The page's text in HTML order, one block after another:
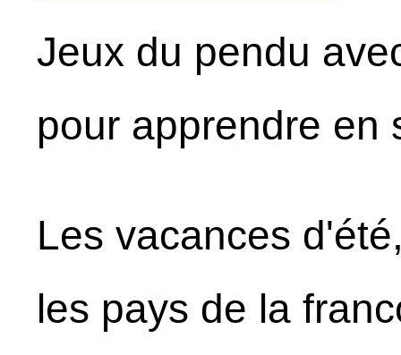
Jeux du pendu
pour apprendre en
Les vacances
les pays de la